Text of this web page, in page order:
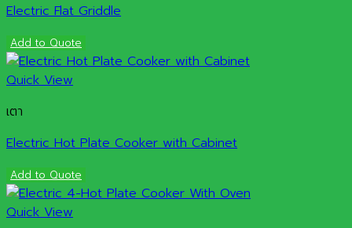
Electric Flat Griddle
Add to Quote
Quick View
เตา
Electric Hot Plate Cooker with Cabinet
Add to Quote
Quick View